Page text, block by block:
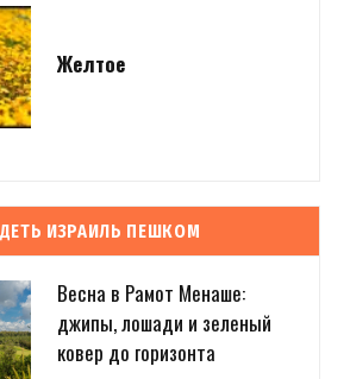
Желтое
ИЗРАИЛЬ ПЕШКОМ
Весна в Рамот Менаше:
джипы, лошади и зеленый
ковер до горизонта